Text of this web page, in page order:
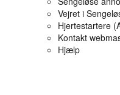
Vejret i
Hjertestartere
Kontakt
Hjælp